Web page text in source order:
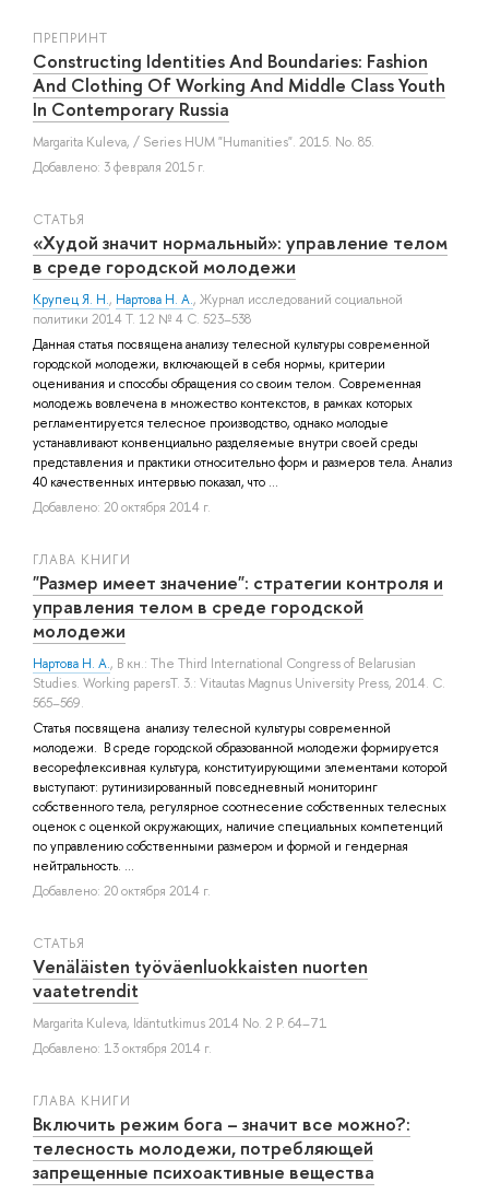
ПРЕПРИНТ
Constructing Identities And Boundaries: Fashion
And Clothing Of Working And Middle Class Youth
In Contemporary Russia
Margarita Kuleva, / Series HUM "Humanities". 2015. No. 85.
Добавлено: 3 февраля 2015 г.
СТАТЬЯ
«Худой значит нормальный»: управление телом
в среде городской молодежи
Крупец Я. Н., Нартова Н. А., Журнал исследований социальной
политики 2014 Т. 12 № 4 С. 523–538
Данная статья посвящена анализу телесной культуры современной
городской молодежи, включающей в себя нормы, критерии
оценивания и способы обращения со своим телом. Современная
молодежь вовлечена в множество контекстов, в рамках которых
регламентируется телесное производство, однако молодые
устанавливают конвенциально разделяемые внутри своей среды
представления и практики относительно форм и размеров тела. Анализ
40 качественных интервью показал, что ...
Добавлено: 20 октября 2014 г.
ГЛАВА КНИГИ
"Размер имеет значение": стратегии контроля и
управления телом в среде городской
молодежи
Нартова Н. А., В кн.: The Third International Congress of Belarusian
Studies. Working papersТ. 3.: Vitautas Magnus University Press, 2014. С.
565–569.
Статья посвящена анализу телесной культуры современной
молодежи. В среде городской образованной молодежи формируется
весорефлексивная культура, конституирующими элементами которой
выступают: рутинизированный повседневный мониторинг
собственного тела, регулярное соотнесение собственных телесных
оценок с оценкой окружающих, наличие специальных компетенций
по управлению собственными размером и формой и гендерная
нейтральность. ...
Добавлено: 20 октября 2014 г.
СТАТЬЯ
Venäläisten työväenluokkaisten nuorten
vaatetrendit
Margarita Kuleva, Idäntutkimus 2014 No. 2 P. 64–71
Добавлено: 13 октября 2014 г.
ГЛАВА КНИГИ
Включить режим бога – значит все можно?:
телесность молодежи, потребляющей
запрещенные психоактивные вещества